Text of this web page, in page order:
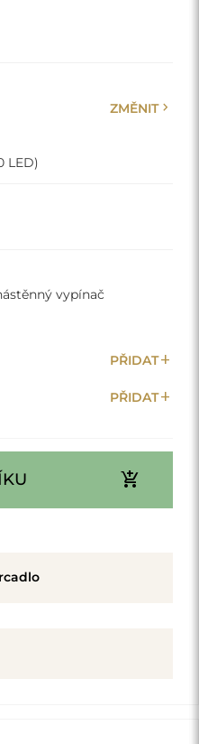
ZMĚNITchevron_right
LED)
vypínač
PŘIDATadd
PŘIDATadd
add_shopping_cart